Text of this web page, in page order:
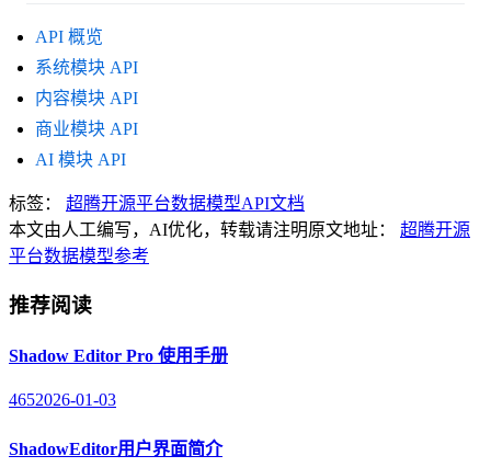
API 概览
系统模块 API
内容模块 API
商业模块 API
AI 模块 API
标签： 超腾开源平台数据模型API文档
本文由人工编写，AI优化，转载请注明原文地址： 超腾开源
平台数据模型参考
推荐阅读
Shadow Editor Pro 使用手册
4652026-01-03
ShadowEditor用户界面简介